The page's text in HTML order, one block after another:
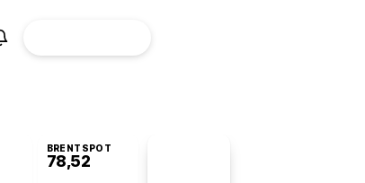
BRENTSPOT
78,52